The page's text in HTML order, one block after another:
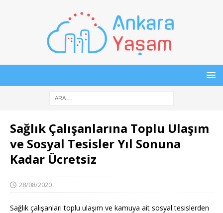
Sağlık Çalışanlarına Toplu Ulaşım
ve Sosyal Tesisler Yıl Sonuna
Kadar Ücretsiz
28/08/2020
Sağlık çalışanları toplu ulaşım ve kamuya ait sosyal tesislerden